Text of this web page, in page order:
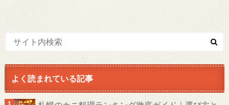
よく読まれている記事